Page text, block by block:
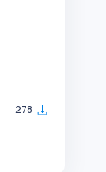
278